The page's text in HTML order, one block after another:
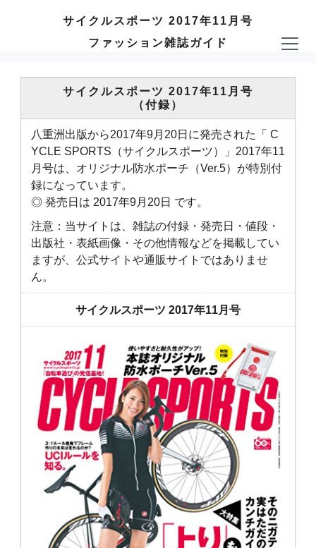
サイクルスポーツ 2017年11月号
ファッション雑誌ガイド
サイクルスポーツ 2017年11月号
（付録）
八重洲出版から2017年9月20日に発売された「 C
YCLE SPORTS（サイクルスポーツ）」2017年11
月号は、オリジナル防水ポーチ（Ver.5）が特別付
録になっています。
◎ 発売日は 2017年9月20日 です。
注意：当サイトは、雑誌の付録・発売日・値段・
出版社・表紙画像・その他情報などを掲載してい
ますが、公式サイトや通販サイトではありませ
ん。
サイクルスポーツ 2017年11月号